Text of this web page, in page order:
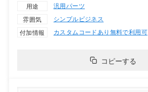
用途
汎用パーツ
雰囲気
シンプルビジネス
付加情報
カスタムコードあり 無料で利用可
コピーする